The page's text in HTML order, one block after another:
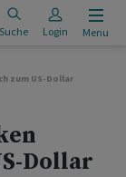
Suche Login Menu
zum US-Dollar
Dollar